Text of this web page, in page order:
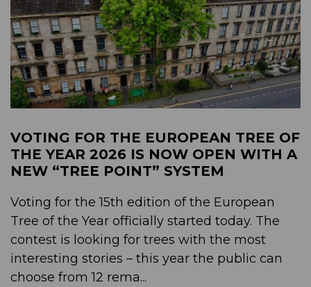
VOTING FOR THE EUROPEAN TREE OF
THE YEAR 2026 IS NOW OPEN WITH A
NEW “TREE POINT” SYSTEM
Voting for the 15th edition of the European
Tree of the Year officially started today. The
contest is looking for trees with the most
interesting stories – this year the public can
choose from 12 rema...